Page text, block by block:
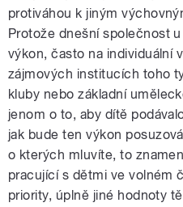
protiváhou k jiným
Protože dnešní společnost
výkon, často na individuální
zájmových institucích toho
kluby nebo základní
jenom o to, aby dítě
jak bude ten výkon
o kterých mluvíte, to
pracující s dětmi ve volném
priority, úplně jiné hodnoty